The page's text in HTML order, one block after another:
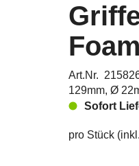
Foam
Art.Nr.
129mm, Ø
Sofort
pro Stück